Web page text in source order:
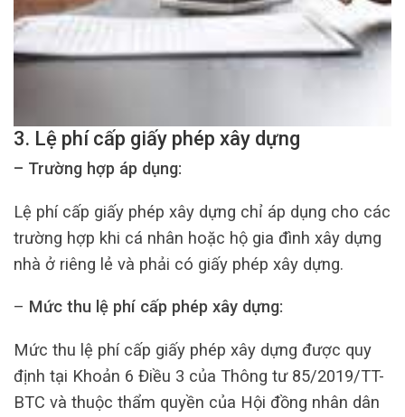
3. Lệ phí cấp giấy phép xây dựng
– Trường hợp áp dụng:
Lệ phí cấp giấy phép xây dựng chỉ áp dụng cho các
trường hợp khi cá nhân hoặc hộ gia đình xây dựng
nhà ở riêng lẻ và phải có giấy phép xây dựng.
– Mức thu lệ phí cấp phép xây dựng:
Mức thu lệ phí cấp giấy phép xây dựng được quy
định tại Khoản 6 Điều 3 của Thông tư 85/2019/TT-
BTC và thuộc thẩm quyền của Hội đồng nhân dân